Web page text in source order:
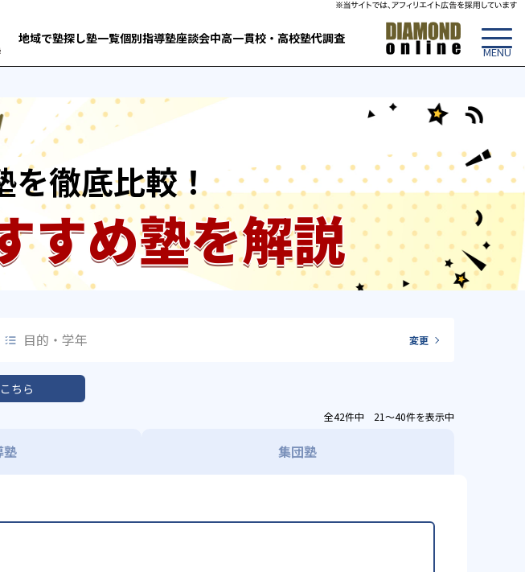
地域で塾探し塾一覧個別指導塾座談会中高一貫校・高校塾代調査
を徹底比較！
すめ塾を解説
目的・学年 変更
ちら
全42件中 21〜40件を表示中
塾 集団塾